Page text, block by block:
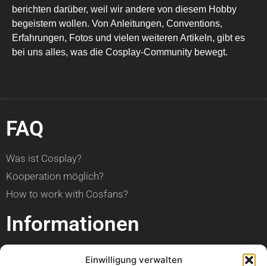
Einwilligung verwalten
berichten darüber, weil wir andere von diesem Hobby
begeistern wollen. Von Anleitungen, Conventions,
Erfahrungen, Fotos und vielen weiteren Artikeln, gibt es
bei uns alles, was die Cosplay-Community bewegt.
FAQ
Was ist Cosplay?
Kooperation möglich?
How to work with Cosfans?
Informationen